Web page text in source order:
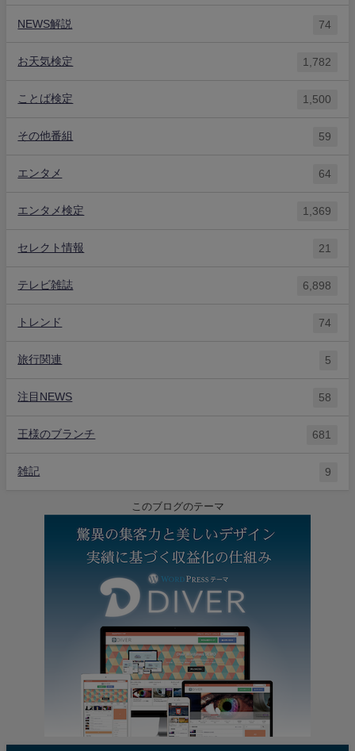
NEWS解説 74
お天気検定 1,782
ことば検定 1,500
その他番組 59
エンタメ 64
エンタメ検定 1,369
セレクト情報 21
テレビ雑誌 6,898
トレンド 74
旅行関連 5
注目NEWS 58
王様のブランチ 681
雑記 9
このブログのテーマ